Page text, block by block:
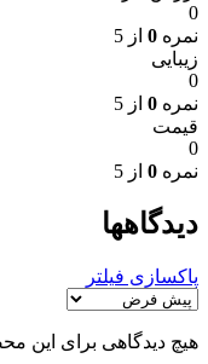
0
نمره 0 از 5
زیبایی
0
نمره 0 از 5
قیمت
0
نمره 0 از 5
دیدگاهها
پاکسازی فیلتر
هیچ دیدگاهی برای این